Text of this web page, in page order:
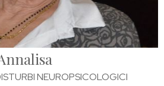
NEUROPSICOLOGICI